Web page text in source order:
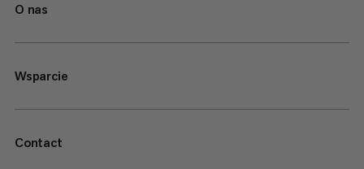
O nas
Wsparcie
Contact